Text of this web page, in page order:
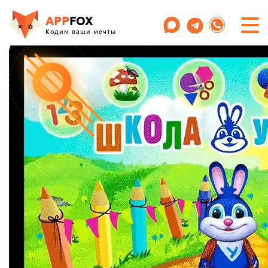
APPFOX
Кодим ваши мечты